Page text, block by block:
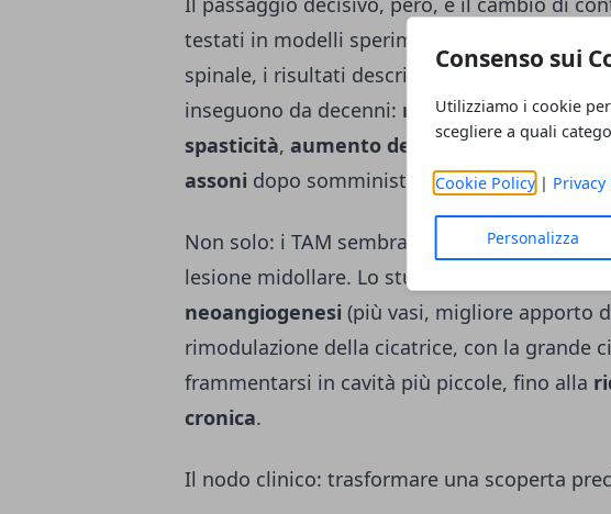
Consenso sui
Utilizziamo i cookie
scegliere a quali
Cookie Policy| Privacy
Personalizza
testati in modelli sperimentali di lesione
spinale, i risultati descritti sono quelli che in
inseguono da decenni: miglior recupero
spasticità, aumento della sopravvivenza
assoni dopo somministrazioni ripetute.
Non solo: i TAM sembrano agire anche
lesione midollare. Lo studio riporta un effetto
neoangiogenesi (più vasi, migliore apporto
rimodulazione della cicatrice, con la grande
frammentarsi in cavità più piccole, fino alla
cronica.
Il nodo clinico: trasformare una scoperta